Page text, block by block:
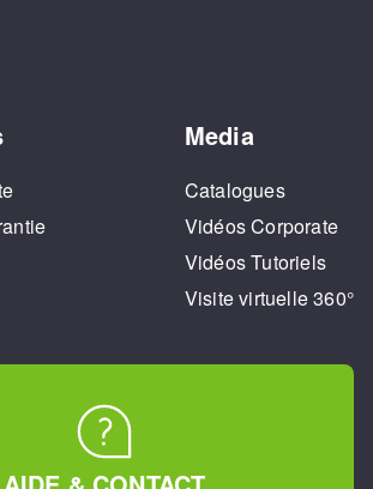
Media
Catalogues
Vidéos Corporate
Vidéos Tutoriels
Visite virtuelle 360°